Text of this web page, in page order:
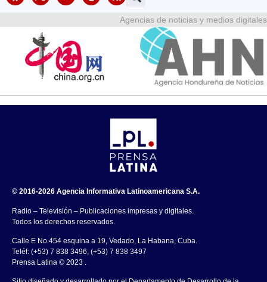
Agencias de noticias y medios digitales
© 2016-2026 Agencia Informativa Latinoamericana S.A.
Radio – Televisión – Publicaciones impresas y digitales.
Todos los derechos reservados.
Calle E No.454 esquina a 19, Vedado, La Habana, Cuba.
Teléf: (+53) 7 838 3496, (+53) 7 838 3497
Prensa Latina © 2023 .